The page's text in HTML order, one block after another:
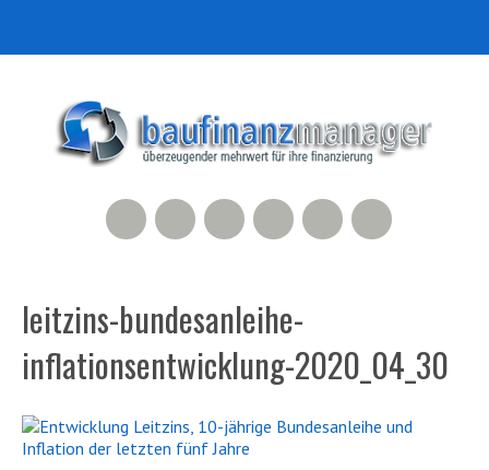
Facebook
500px
LinkedIn
Xing
RSS Feed
leitzins-bundesanleihe-
inflationsentwicklung-2020_04_30